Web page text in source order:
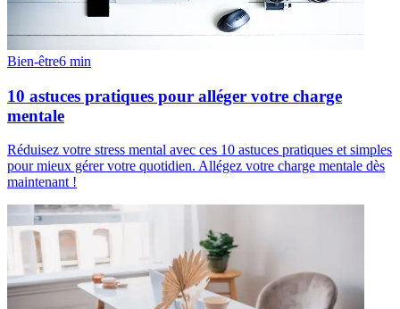
Bien-être6 min
10 astuces pratiques pour alléger votre charge
mentale
Réduisez votre stress mental avec ces 10 astuces pratiques et simples
pour mieux gérer votre quotidien. Allégez votre charge mentale dès
maintenant !